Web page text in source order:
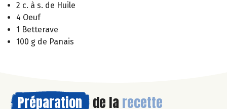
2 c. à s. de Huile
4 Oeuf
1 Betterave
100 g de Panais
Préparation de la recette